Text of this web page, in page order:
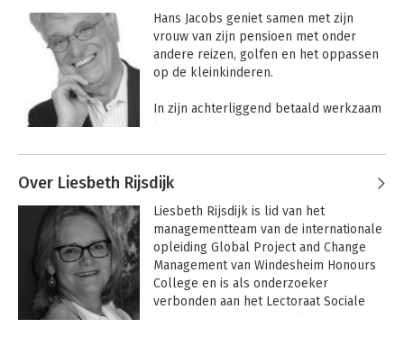
Bekijk alle boeken
ervan in de toekomst. Daarnaast houdt
hij zich binnen KPN Consulting bezig
met privacy en de ethiek van big data.
Hans Jacobs geniet samen met zijn
vrouw van zijn pensioen met onder
andere reizen, golfen en het oppassen
op de kleinkinderen.
In zijn achterliggend betaald werkzaam
uitdagende lijnmanagement en
organisaties.
Van 2005 tot 2015 had hij een
adviesbedrijf met als specialiteit
competentieontwikkeling.
Over Liesbeth Rijsdijk
Liesbeth Rijsdijk is lid van het
managementteam van de internationale
opleiding Global Project and Change
Management van Windesheim Honours
College en is als onderzoeker
verbonden aan het Lectoraat Sociale